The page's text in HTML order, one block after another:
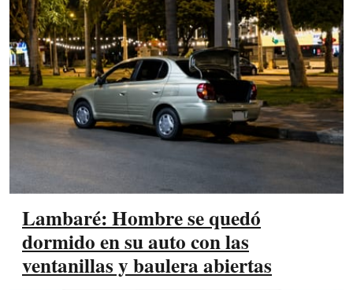
Lambaré: Hombre se quedó
dormido en su auto con las
ventanillas y baulera abiertas